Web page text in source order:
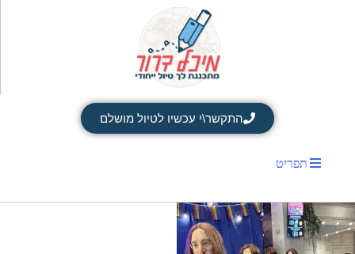
התקשר\י עכשיו לטיול מושלם
תפריט